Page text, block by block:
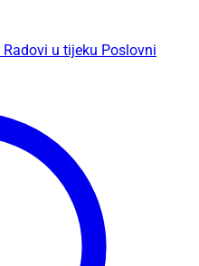
Radovi u tijeku Poslovni